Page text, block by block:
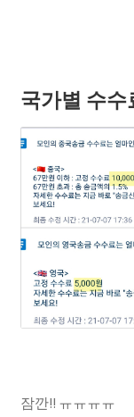
국가별 수
잠깐!! ㅠㅠㅠㅠ